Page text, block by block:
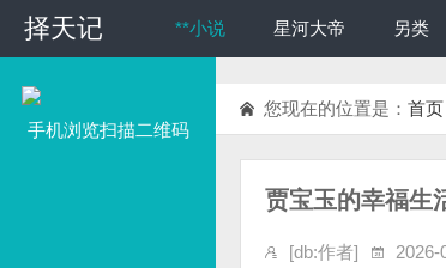
择天记
择天记 **小说 星河大帝 另类
手机浏览扫描二维码
您现在的位置是： 首页
贾宝玉的幸福生
[db:作者] 2026-